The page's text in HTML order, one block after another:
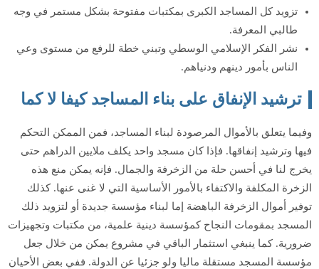
تزويد كل المساجد الكبرى بمكتبات مفتوحة بشكل مستمر في وجه
طالبي المعرفة.
نشر الفكر الإسلامي الوسطي وتبني خطة للرفع من مستوى وعي
الناس بأمور دينهم ودنياهم.
ترشيد الإنفاق على بناء المساجد كيفا لا كما
وفيما يتعلق بالأموال المرصودة لبناء المساجد، فمن الممكن التحكم
فيها وترشيد إنفاقها. فإذا كان مسجد واحد يكلف ملايين الدراهم حتى
يخرج لنا في أحسن حلة من الزخرفة والجمال. فإنه يمكن منع هذه
الزخرة المكلفة والاكتفاء بالأمور الأساسية التي لا غنى عنها. كذلك
توفير أموال الزخرفة الباهضة إما لبناء مؤسسة جديدة أو لتزويد ذلك
المسجد بمقومات النجاح كمؤسسة دينية علمية، من مكتبات وتجهيزات
ضرورية. كما ينبغي استثمار الباقي في مشروع يمكن من خلال جعل
مؤسسة المسجد مستقلة ماليا ولو جزئيا عن الدولة. ففي بعض الأحيان